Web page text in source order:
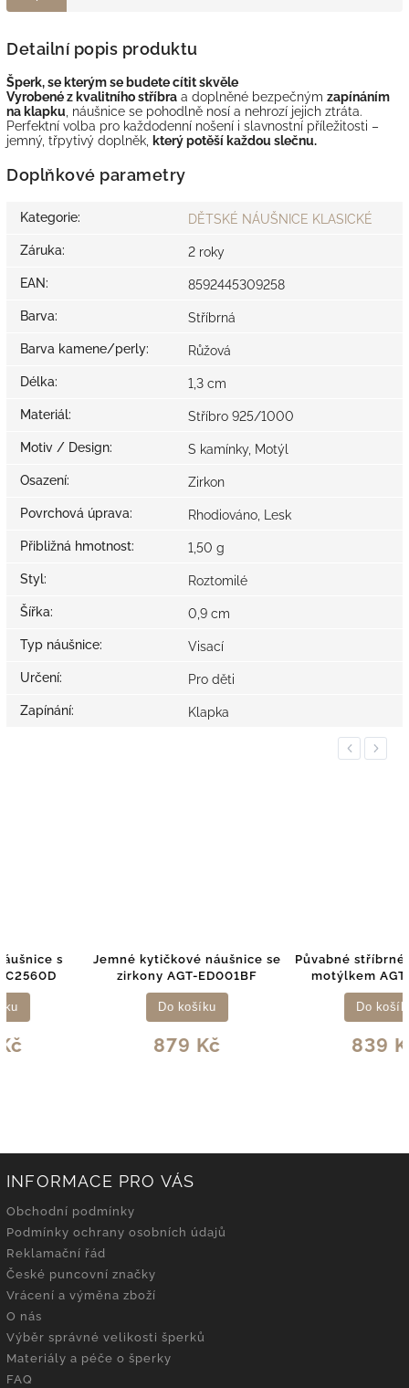
Detailní popis produktu
Šperk, se kterým se budete cítit skvěle
Vyrobené z kvalitního stříbra a doplněné bezpečným zapínáním
na klapku, náušnice se pohodlně nosí a nehrozí jejich ztráta.
Perfektní volba pro každodenní nošení i slavnostní příležitosti –
jemný, třpytivý doplněk, který potěší každou slečnu.
Doplňkové parametry
Kategorie: DĚTSKÉ NÁUŠNICE KLASICKÉ
Záruka: 2 roky
EAN: 8592445309258
Barva: Stříbrná
Barva kamene/perly: Růžová
Délka: 1,3 cm
Materiál: Stříbro 925/1000
Motiv / Design: S kamínky, Motýl
Osazení: Zirkon
Povrchová úprava: Rhodiováno, Lesk
Přibližná hmotnost: 1,50 g
Styl: Roztomilé
Šířka: 0,9 cm
Typ náušnice: Visací
Určení: Pro děti
Zapínání: Klapka
Previous
Jemné kytičkové náušnice se
zirkony AGT-ED001BF
Půvabné stříbrné náušnice s
motýlkem AGT-ED017L
Next
INFORMACE PRO VÁS
Obchodní podmínky
Podmínky ochrany osobních údajů
Reklamační řád
České puncovní značky
Vrácení a výměna zboží
O nás
Výběr správné velikosti šperků
Materiály a péče o šperky
FAQ